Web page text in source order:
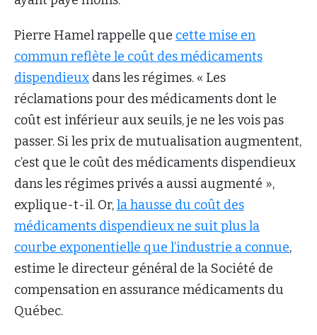
Pierre Hamel rappelle que cette mise en
commun reflète le coût des médicaments
dispendieux dans les régimes. « Les
réclamations pour des médicaments dont le
coût est inférieur aux seuils, je ne les vois pas
passer. Si les prix de mutualisation augmentent,
c’est que le coût des médicaments dispendieux
dans les régimes privés a aussi augmenté »,
explique-t-il. Or,la hausse du coût des
médicaments dispendieux ne suit plus la
courbe exponentielle que l’industrie a connue,
estime le directeur général de la Société de
compensation en assurance médicaments du
Québec.